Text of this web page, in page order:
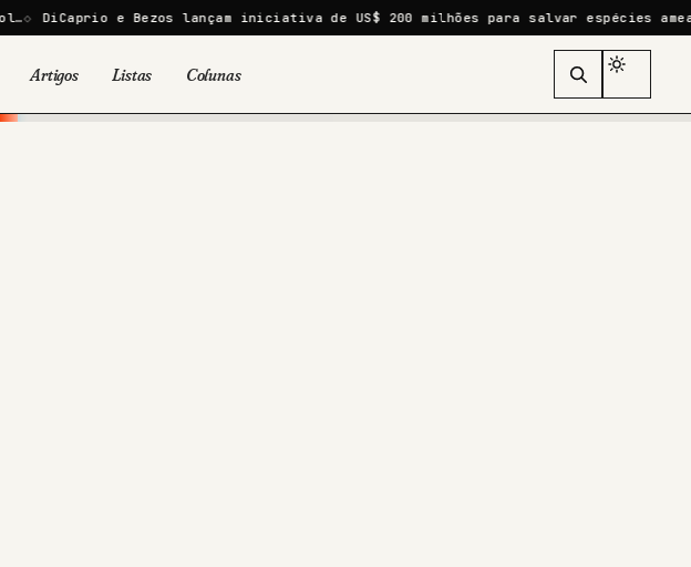
e Bezos lançam iniciativa de US$ 200 milhões para salvar espécies ameaçadas
Artigos Listas Colunas